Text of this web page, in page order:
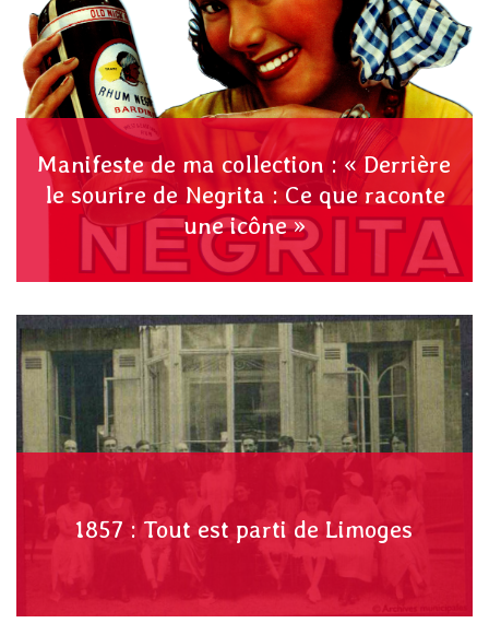
Manifeste de ma collection : « Derrière
le sourire de Negrita : Ce que raconte
une icône »
1857 : Tout est parti de Limoges